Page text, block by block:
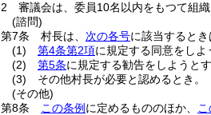
2
審議会は、委員10名以内をもつて組
(諮問)
第7条
村長は、 次の各号に該当すると
(1)
第4条第2項に規定する同意をしよ
(2)
第5条に規定する勧告をしようとす
(3)
その他村長が必要と認めるとき。
(その他)
第8条
この条例 に定めるもののほか、